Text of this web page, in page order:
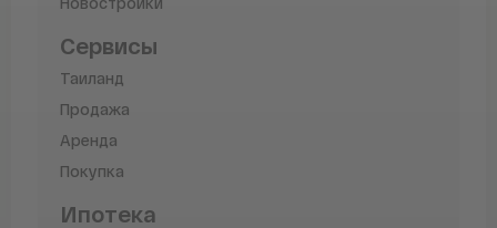
Сервисы
Таиланд
Продажа
Аренда
Покупка
Ипотека